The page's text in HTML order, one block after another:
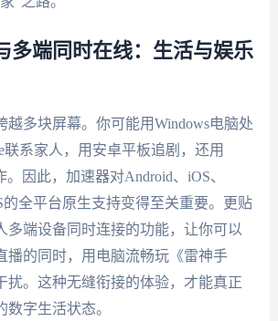
多端同时在线：生活与娱乐
越多块屏幕。你可能用Windows电脑处
联系家人，用安卓平板追剧，还用
。因此，加速器对Android、iOS、
的全平台原生支持变得至关重要。更贴
多端设备同时连接的功能，让你可以
播的同时，用电脑流畅玩《雷神手
扰。这种无缝衔接的体验，才能真正
字生活状态。